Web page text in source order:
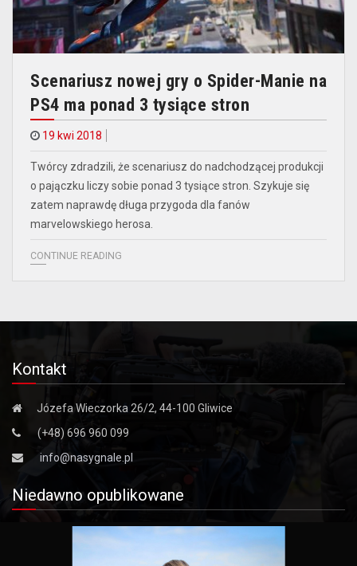
Scenariusz nowej gry o Spider-Manie na
PS4 ma ponad 3 tysiące stron
19 kwi 2018
Twórcy zdradzili, że scenariusz do nadchodzącej produkcji
o pajączku liczy sobie ponad 3 tysiące stron. Szykuje się
zatem naprawdę długa przygoda dla fanów
marvelowskiego herosa.
CONTINUE READING
Kontakt
Józefa Wieczorka 26/2, 44-100 Gliwice
(+48) 696 960 099
info@nasygnale.pl
Niedawno opublikowane